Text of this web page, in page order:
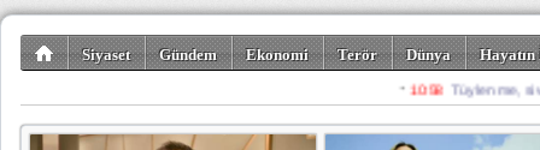
Siyaset Gündem Ekonomi Terör Dünya
Spor Misafir